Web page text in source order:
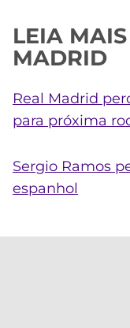
LEIA
MADRID
Real Madrid
para próxima
Sergio Ramos
espanhol